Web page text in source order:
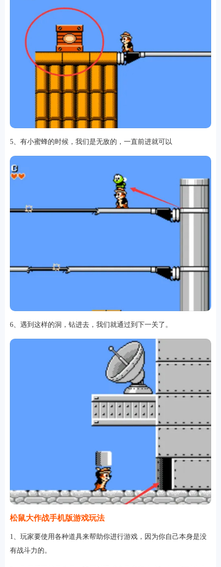
5、有小蜜蜂的时候，我们是无敌的，一直前进就可以
6、遇到这样的洞，钻进去，我们就通过到下一关了。
松鼠大作战手机版游戏玩法
1、玩家要使用各种道具来帮助你进行游戏，因为你自己本身是没
有战斗力的。